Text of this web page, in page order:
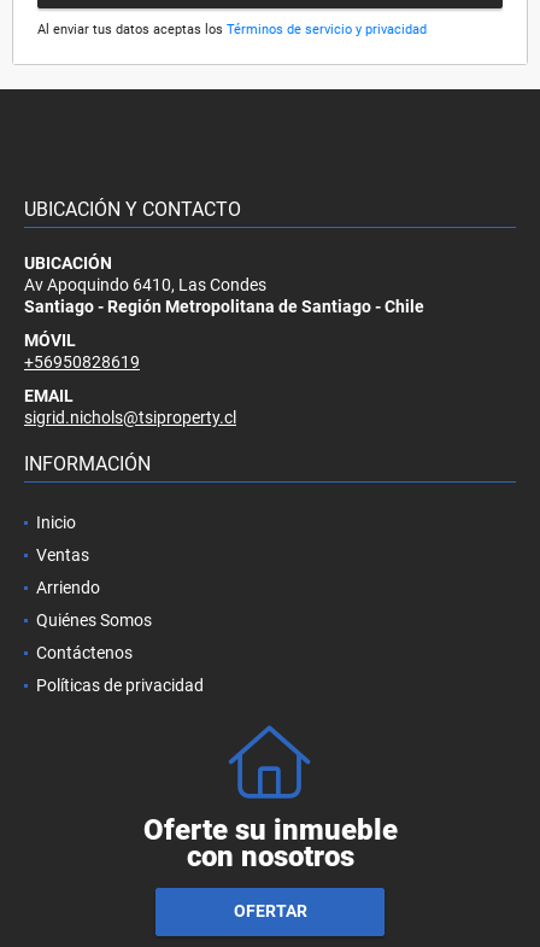
Al enviar tus datos aceptas los Términos de servicio y privacidad
UBICACIÓN Y CONTACTO
UBICACIÓN
Av Apoquindo 6410, Las Condes
Santiago - Región Metropolitana de Santiago - Chile
MÓVIL
+56950828619
EMAIL
sigrid.nichols@tsiproperty.cl
INFORMACIÓN
Inicio
Ventas
Arriendo
Quiénes Somos
Contáctenos
Políticas de privacidad
Oferte su inmueble
con nosotros
OFERTAR